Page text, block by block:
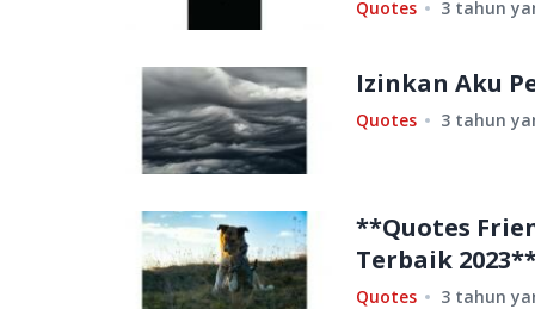
Quotes 3 tahun
Izinkan Aku
Quotes 3 tahun
**Quotes
Terbaik
Quotes 3 tahun